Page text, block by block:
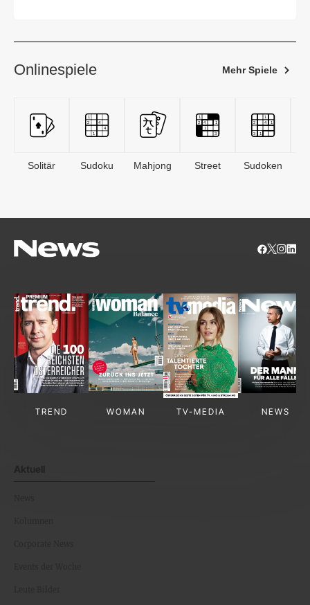
Onlinespiele Mehr Spiele
Solitär Sudoku Mahjong Street Sudoken
TREND WOMAN TV-MEDIA NEWS